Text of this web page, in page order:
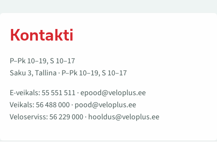
Kontakti
P–Pk 10–19, S 10–17
Saku 3, Tallina · P–Pk 10–19, S 10–17
E-veikals:55 551 511 ·epood@veloplus.ee
Veikals:56 488 000· pood@veloplus.ee
Veloserviss:56 229 000· hooldus@veloplus.ee